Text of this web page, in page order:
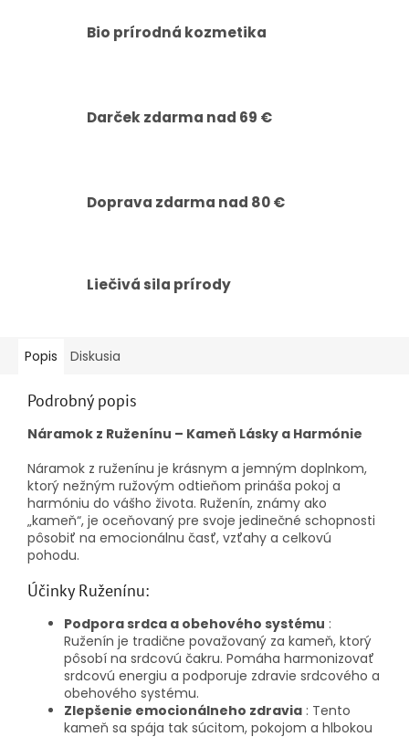
Bio prírodná kozmetika
Darček zdarma nad 69 €
Doprava zdarma nad 80 €
Liečivá sila prírody
Popis Diskusia
Podrobný popis
Náramok z Ruženínu – Kameň Lásky a Harmónie
Náramok z ruženínu je krásnym a jemným doplnkom,
ktorý nežným ružovým odtieňom prináša pokoj a
harmóniu do vášho života. Ruženín, známy ako
„kameň“, je oceňovaný pre svoje jedinečné schopnosti
pôsobiť na emocionálnu časť, vzťahy a celkovú
pohodu.
Účinky Ruženínu:
Podpora srdca a obehového systému :
Ruženín je tradične považovaný za kameň, ktorý
pôsobí na srdcovú čakru. Pomáha harmonizovať
srdcovú energiu a podporuje zdravie srdcového a
obehového systému.
Zlepšenie emocionálneho zdravia : Tento
kameň sa spája tak súcitom, pokojom a hlbokou